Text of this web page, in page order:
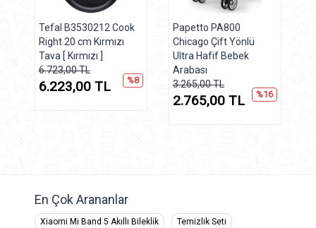
Tefal B3530212 Cook
Right 20 cm Kırmızı
Tava [ Kırmızı ]
6.723,00 TL
%8
6.223,00 TL
Papetto PA800
Chicago Çift Yönlü
Ultra Hafif Bebek
Arabası
3.265,00 TL
%16
2.765,00 TL
En Çok Arananlar
Xiaomi Mi Band 5 Akıllı Bileklik Temizlik Seti